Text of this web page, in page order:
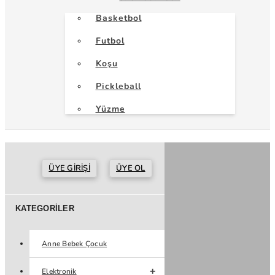
Basketbol
Futbol
Koşu
Pickleball
Yüzme
ÜYE GIRIŞI ÜYE OL
KATEGORILER
Anne Bebek Çocuk
Elektronik